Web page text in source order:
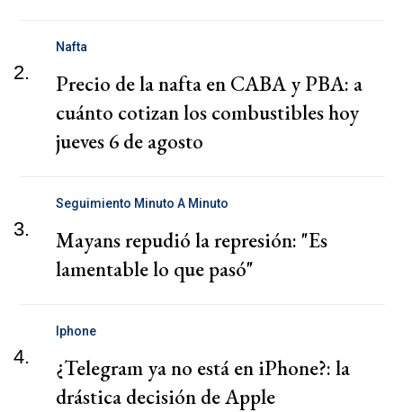
2.
Nafta
Precio de la nafta en CABA y PBA: a
cuánto cotizan los combustibles hoy
jueves 6 de agosto
3.
Seguimiento Minuto A Minuto
Mayans repudió la represión: "Es
lamentable lo que pasó"
4.
Iphone
¿Telegram ya no está en iPhone?: la
drástica decisión de Apple